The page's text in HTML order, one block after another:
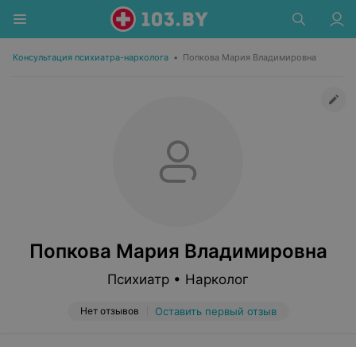
Консультация психиатра-нарколога • Попкова Мария Владимировна
Попкова Мария Владимировна
Психиатр • Нарколог
Нет отзывов Оставить первый отзыв